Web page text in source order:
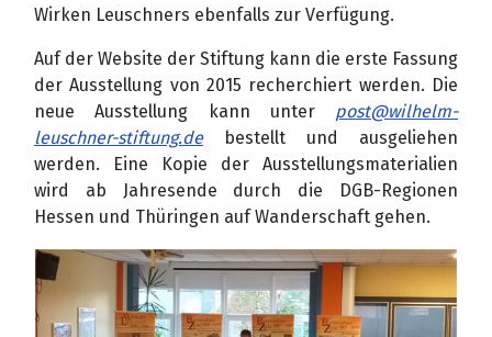
Wirken Leuschners ebenfalls zur Verfügung.
Auf der Website der Stiftung kann die erste Fassung
der Ausstellung von 2015 recherchiert werden. Die
neue Ausstellung kann unter post@wilhelm-
leuschner-stiftung.debestellt und ausgeliehen
werden. Eine Kopie der Ausstellungsmaterialien
wird ab Jahresende durch die DGB-Regionen
Hessen und Thüringen auf Wanderschaft gehen.